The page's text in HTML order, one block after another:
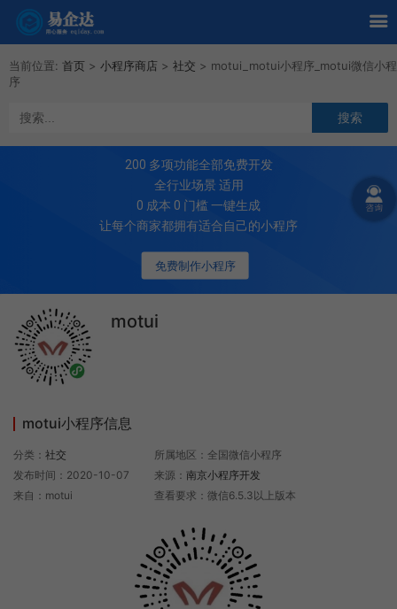
当前位置: 首页 > 小程序商店 > 社交 > motui_motui小程序_motui微信小程
序
免费制作小程序
200 多项功能全部免费开发
全行业场景 适用
0 成本 0 门槛 一键生成
让每个商家都拥有适合自己的小程序
motui
motui小程序信息
分类： 社交
发布时间：2020-10-07
来自：motui
所属地区：全国微信小程序
来源：南京小程序开发
查看要求：微信6.5.3以上版本